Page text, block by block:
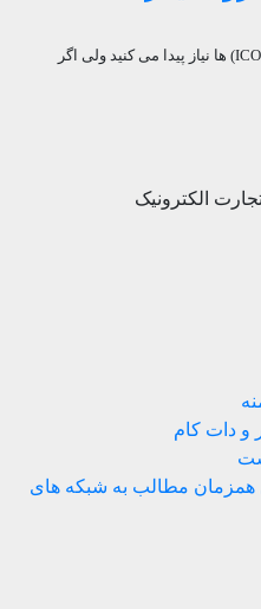
نمی دانم به چه اندازه شما به شمایل (ICON) ها نیاز پیدا می کنید ولی اگر
الکترونیک
و دات کام
همزمان مطالب به شبکه های